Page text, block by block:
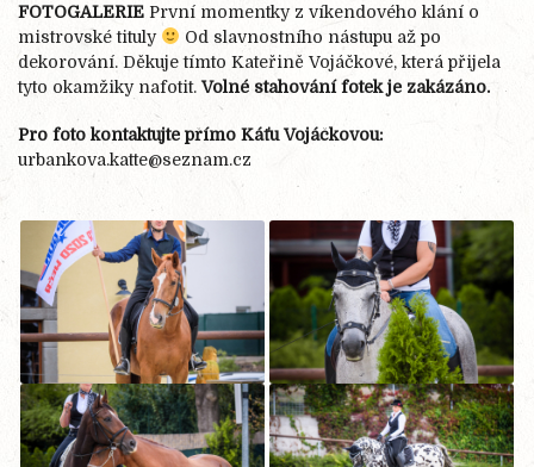
FOTOGALERIE První momentky z víkendového klání o
mistrovské tituly
Od slavnostního nástupu až po
dekorování. Děkuje tímto Kateřině Vojáčkové, která přijela
tyto okamžiky nafotit. Volné stahování fotek je zakázáno.
Pro foto kontaktujte přímo Káťu Vojáčkovou:
urbankova.katte@seznam.cz